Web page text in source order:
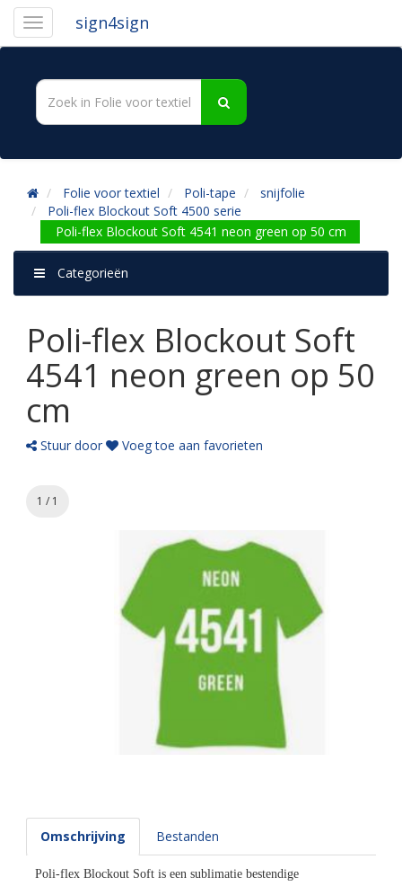
sign4sign
Folie voor textiel Poli-tape
snijfolie
Poli-flex Blockout Soft 4500 serie
Poli-flex Blockout Soft 4541 neon green op 50 cm
Categorieën
Poli-flex Blockout Soft
4541 neon green op 50
cm
Stuur door Voeg toe aan favorieten
1 / 1
Omschrijving Bestanden
Poli-flex Blockout Soft is een sublimatie bestendige